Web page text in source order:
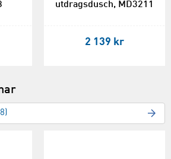
utdragsdusch, MD3211
2 139 kr